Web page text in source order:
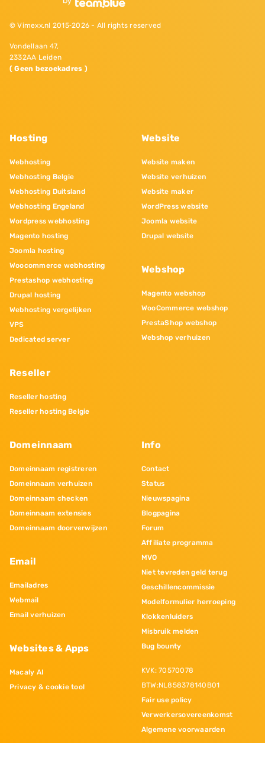
© Vimexx.nl 2015‐2026 - All rights reserved
Vondellaan 47,
2332AA Leiden
( Geen bezoekadres )
Hosting
Webhosting
Webhosting Belgie
Webhosting Duitsland
Webhosting Engeland
Wordpress webhosting
Magento hosting
Joomla hosting
Woocommerce webhosting
Prestashop webhosting
Drupal hosting
Webhosting vergelijken
VPS
Dedicated server
Reseller
Reseller hosting
Reseller hosting Belgie
Website
Website maken
Website verhuizen
Website maker
WordPress website
Joomla website
Drupal website
Webshop
Magento webshop
WooCommerce webshop
PrestaShop webshop
Webshop verhuizen
Domeinnaam
Domeinnaam registreren
Domeinnaam verhuizen
Domeinnaam checken
Domeinnaam extensies
Domeinnaam doorverwijzen
Email
Emailadres
Webmail
Email verhuizen
Websites & Apps
Macaly AI
Privacy & cookie tool
Info
Contact
Status
Nieuwspagina
Blogpagina
Forum
Affiliate programma
MVO
Niet tevreden geld terug
Geschillencommissie
Modelformulier herroeping
Klokkenluiders
Misbruik melden
Bug bounty
KVK: 70570078
BTW:NL858378140B01
Fair use policy
Verwerkersovereenkomst
Algemene voorwaarden